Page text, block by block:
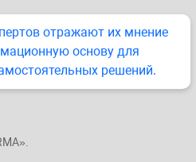
отражают их мнение
основу для
решений.